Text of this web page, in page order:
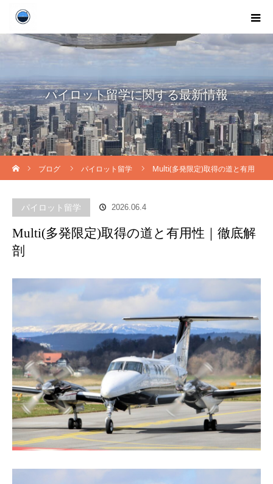
パイロット留学に関する最新情報
ブログ
パイロット留学 Multi(多発限定)取得の道と有用
パイロット留学 2026.06.4
Multi(多発限定)取得の道と有用性｜徹底解
剖